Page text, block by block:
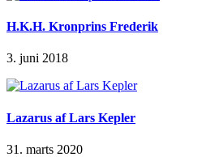
H.K.H. Kronprins Frederik
3. juni 2018
Lazarus af Lars Kepler
31. marts 2020